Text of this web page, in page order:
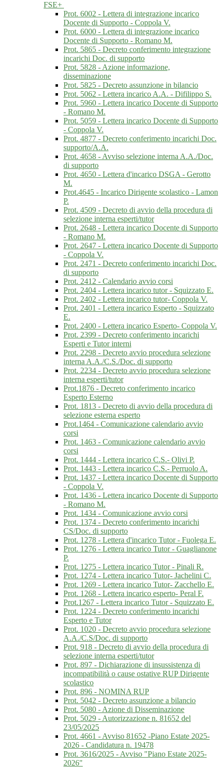
FSE+
Prot. 6002 - Lettera di integrazione incarico
Docente di Supporto - Coppola V.
Prot. 6000 - Lettera di integrazione incarico
Docente di Supporto - Romano M.
Prot. 5865 - Decreto conferimento integrazione
incarichi Doc. di supporto
Prot. 5828 - Azione informazione,
disseminazione
Prot. 5825 - Decreto assunzione in bilancio
Prot. 5062 - Lettera incarico A.A. - Difilippo S.
Prot. 5960 - Lettera incarico Docente di Supporto
- Romano M.
Prot. 5059 - Lettera incarico Docente di Supporto
- Coppola V.
Prot. 4877 - Decreto conferimento incarichi Doc.
supporto/A.A.
Prot. 4658 - Avviso selezione interna A.A./Doc.
di supporto
Prot. 4650 - Lettera d'incarico DSGA - Gerotto
M.
Prot.4645 - Incarico Dirigente scolastico - Lamon
P.
Prot. 4509 - Decreto di avvio della procedura di
selezione interna esperti/tutor
Prot. 2648 - Lettera incarico Docente di Supporto
- Romano M.
Prot. 2647 - Lettera incarico Docente di Supporto
- Coppola V.
Prot. 2471 - Decreto conferimento incarichi Doc.
di supporto
Prot. 2412 - Calendario avvio corsi
Prot. 2404 - Lettera incarico tutor - Squizzato E.
Prot. 2402 - Lettera incarico tutor- Coppola V.
Prot. 2401 - Lettera incarico Esperto - Squizzato
E.
Prot. 2400 - Lettera incarico Esperto- Coppola V.
Prot. 2399 - Decreto conferimento incarichi
Esperti e Tutor interni
Prot. 2298 - Decreto avvio procedura selezione
interna A.A./C.S./Doc. di supporto
Prot. 2234 - Decreto avvio procedura selezione
interna esperti/tutor
Prot.1876 - Decreto conferimento incarico
Esperto Esterno
Prot. 1813 - Decreto di avvio della procedura di
selezione esterna esperto
Prot.1464 - Comunicazione calendario avvio
corsi
Prot. 1463 - Comunicazione calendario avvio
corsi
Prot. 1444 - Lettera incarico C.S.- Olivi P.
Prot. 1443 - Lettera incarico C.S.- Perruolo A.
Prot. 1437 - Lettera incarico Docente di Supporto
- Coppola V.
Prot. 1436 - Lettera incarico Docente di Supporto
- Romano M.
Prot. 1434 - Comunicazione avvio corsi
Prot. 1374 - Decreto conferimento incarichi
CS/Doc. di supporto
Prot. 1278 - Lettera d'incarico Tutor - Fuolega E.
Prot. 1276 - Lettera incarico Tutor - Guaglianone
P.
Prot. 1275 - Lettera incarico Tutor - Pinali R.
Prot. 1274 - Lettera incarico Tutor- Jachelini C.
Prot. 1269 - Lettera incarico Tutor- Zacchello E.
Prot. 1268 - Lettera incarico esperto- Peral F.
Prot.1267 - Lettera incarico Tutor - Squizzato E.
Prot. 1224 - Decreto conferimento incarichi
Esperto e Tutor
Prot. 1020 - Decreto avvio procedura selezione
A.A./C.S/Doc. di supporto
Prot. 918 - Decreto di avvio della procedura di
selezione interna esperti/tutor
Prot. 897 - Dichiarazione di insussistenza di
incompatibilità o cause ostative RUP Dirigente
scolastico
Prot. 896 - NOMINA RUP
Prot. 5042 - Decreto assunzione a bilancio
Prot. 5080 - Azione di Disseminazione
Prot. 5029 - Autorizzazione n. 81652 del
23/05/2025
Prot. 4661 - Avviso 81652 -Piano Estate 2025-
2026 - Candidatura n. 19478
Prot. 3616/2025 - Avviso "Piano Estate 2025-
2026"